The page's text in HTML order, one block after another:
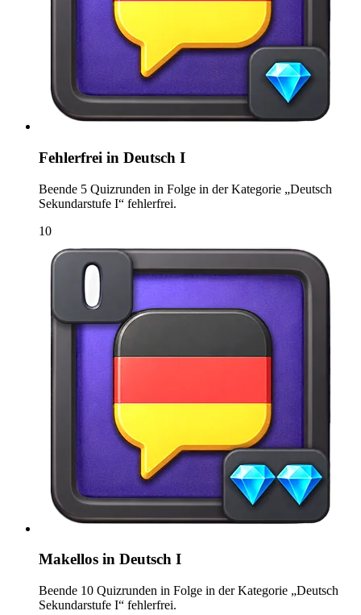
Fehlerfrei in Deutsch I
Beende 5 Quizrunden in Folge in der Kategorie „Deutsch
Sekundarstufe I“ fehlerfrei.
10
Makellos in Deutsch I
Beende 10 Quizrunden in Folge in der Kategorie „Deutsch
Sekundarstufe I“ fehlerfrei.